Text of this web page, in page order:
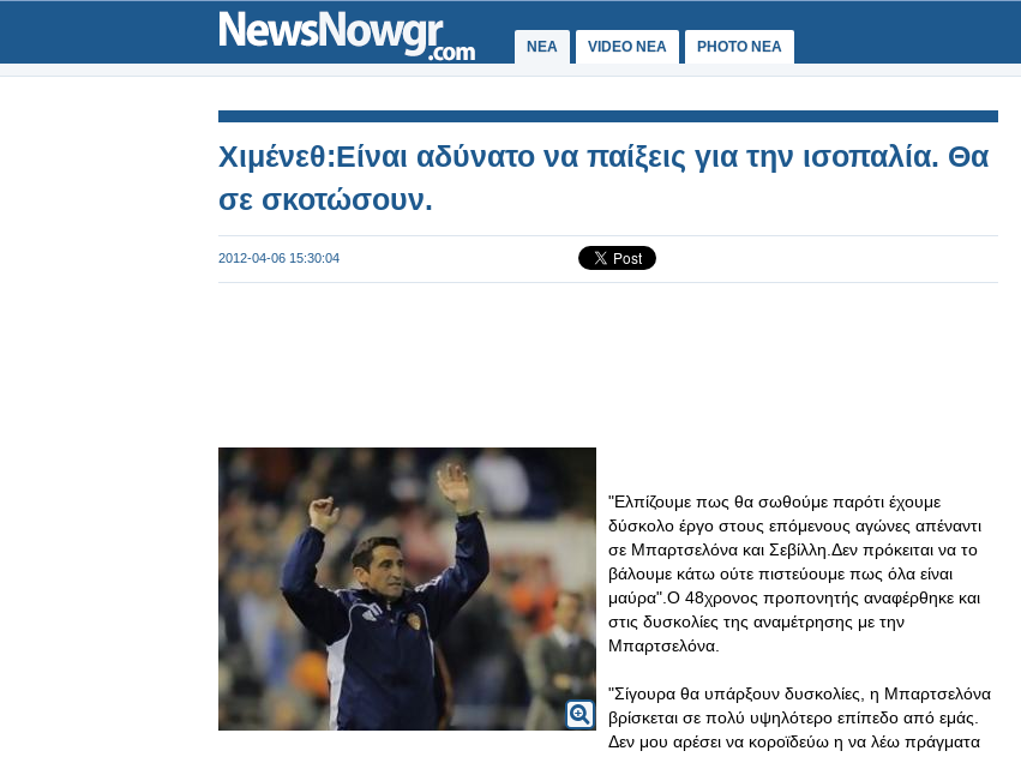
ΝΕΑ VIDEO NEA PHOTO NEA
Χιμένεθ:Είναι αδύνατο να παίξεις για την ισοπαλία. Θα
σε σκοτώσουν.
2012-04-06 15:30:04
"Ελπίζουμε πως θα σωθούμε παρότι έχουμε
δύσκολο έργο στους επόμενους αγώνες απέναντι
σε Μπαρτσελόνα και Σεβίλλη.Δεν πρόκειται να το
βάλουμε κάτω ούτε πιστεύουμε πως όλα είναι
μαύρα".Ο 48χρονος προπονητής αναφέρθηκε και
στις δυσκολίες της αναμέτρησης με την
Μπαρτσελόνα.
"Σίγουρα θα υπάρξουν δυσκολίες, η Μπαρτσελόνα
βρίσκεται σε πολύ υψηλότερο επίπεδο από εμάς.
Δεν μου αρέσει να κοροϊδεύω η να λέω πράγματα